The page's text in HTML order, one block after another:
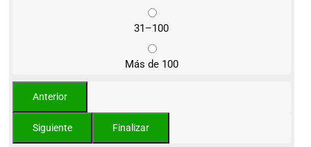
31–100
Más de 100